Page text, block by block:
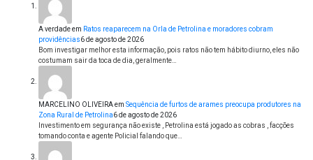
A verdadeem Ratos reaparecem na Orla de Petrolina e moradores cobram
providências6 de agosto de 2026
Bom investigar melhor esta informação, pois ratos não tem hábito diurno, eles não
costumam sair da toca de dia, geralmente…
MARCELINO OLIVEIRAem Sequência de furtos de arames preocupa produtores na
Zona Rural de Petrolina6 de agosto de 2026
Investimento em segurança não existe , Petrolina está jogado as cobras , facções
tomando conta e agente Policial falando que…